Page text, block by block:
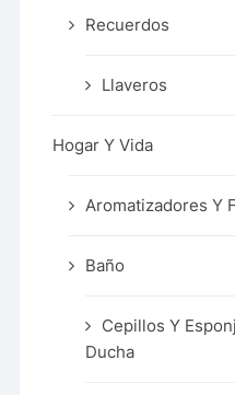
Recuerdos
Llaveros
Hogar Y Vida
Aromatizadores Y
Baño
Cepillos Y
Ducha